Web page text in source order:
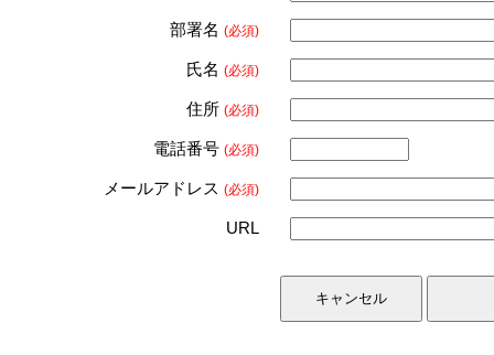
部署名 (必須)
氏名 (必須)
住所 (必須)
電話番号 (必須)
メールアドレス (必須)
URL